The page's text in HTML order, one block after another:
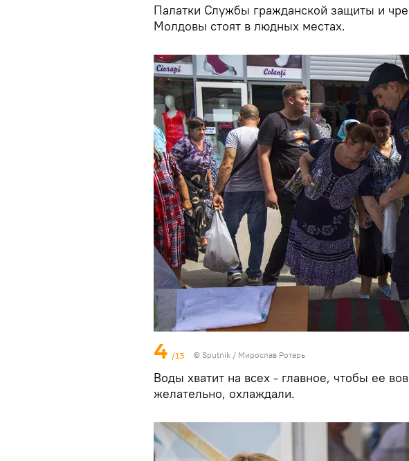
Палатки Службы гражданской защиты и
Молдовы стоят в людных местах.
4 /13 © Sputnik / Мирослав Ротарь
Воды хватит на всех - главное, чтобы ее
желательно, охлаждали.